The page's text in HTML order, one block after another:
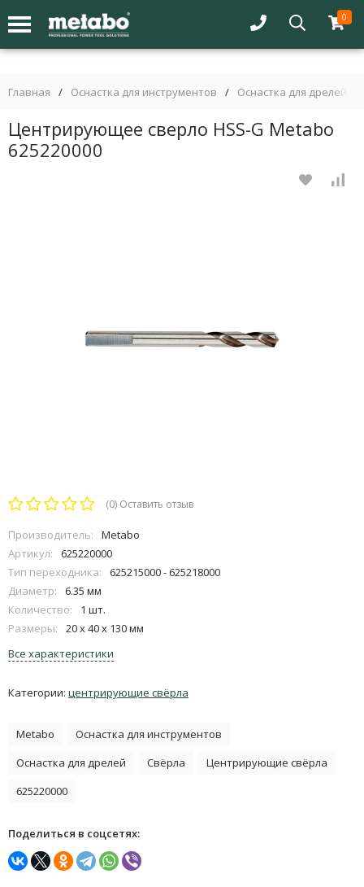
0
Главная / Оснастка для инструментов / Оснастка для дрелей
Центрирующее сверло HSS-G Metabo
625220000
(0) Оставить отзыв
Производитель:
Metabo
Артикул:
625220000
Тип переходника:
625215000 - 625218000
Диаметр:
6.35 мм
Количество:
1 шт.
Размеры:
20 х 40 х 130 мм
Все характеристики
Категории: центрирующие свёрла
Metabo
Оснастка для инструментов
Оснастка для дрелей
Свёрла
Центрирующие свёрла
625220000
Поделиться в соцсетях: